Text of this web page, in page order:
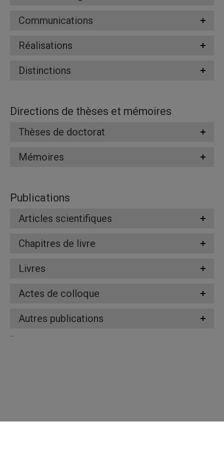
Communications
Réalisations
Distinctions
Directions de thèses et mémoires
Thèses de doctorat
Mémoires
Publications
Articles scientifiques
Chapitres de livre
Livres
Actes de colloque
Autres publications
...